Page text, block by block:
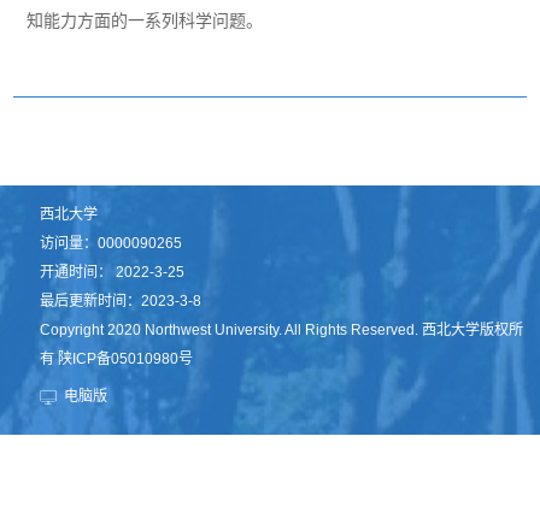
知能力方面的一系列科学问题。
西北大学
访问量：0000090265
开通时间：2022-3-25
最后更新时间：2023-3-8
Copyright 2020 Northwest University. All Rights Reserved. 西北大学版权所
有 陕ICP备05010980号
电脑版